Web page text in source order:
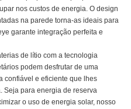
nos custos de energia. O design
na parede torna-as ideais para
garante integração perfeita e
de lítio com a tecnologia
podem desfrutar de uma
confiável e eficiente que lhes
Seja para energia de reserva
o uso de energia solar, nosso